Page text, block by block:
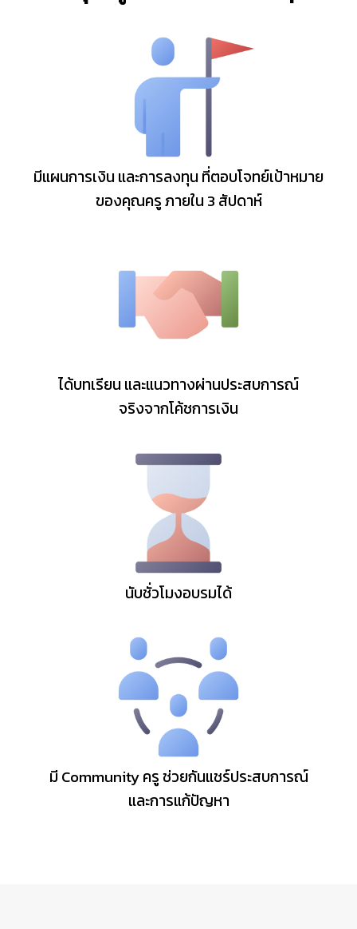
มีแผนการเงิน และการลงทุน ที่ตอบโจทย์เป้าหมาย
ของคุณครู ภายใน 3 สัปดาห์
ได้บทเรียน และแนวทางผ่านประสบการณ์
จริงจากโค้ชการเงิน
นับชั่วโมงอบรมได้
มี Community ครู ช่วยกันแชร์ประสบการณ์
และการแก้ปัญหา